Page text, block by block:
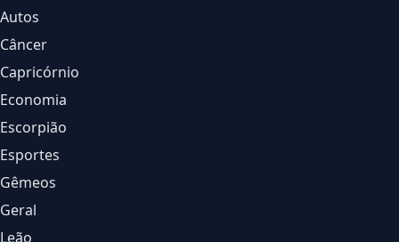
Autos
Câncer
Capricórnio
Economia
Escorpião
Esportes
Gêmeos
Geral
Leão